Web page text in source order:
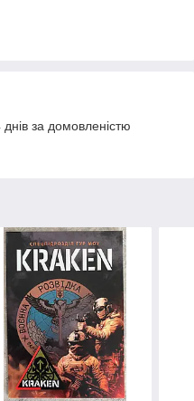
за домовленістю